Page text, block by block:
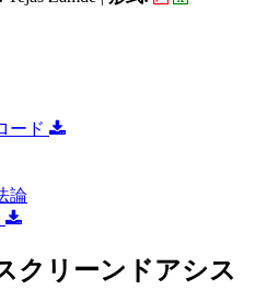
ード
論
クリーンドアシス